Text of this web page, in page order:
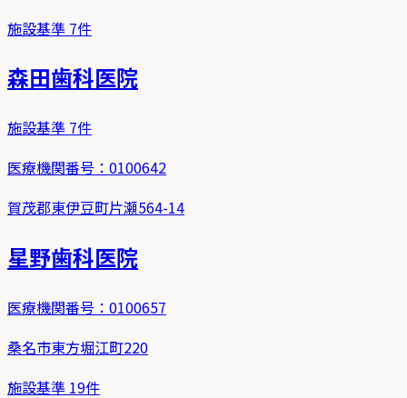
施設基準 7件
森田歯科医院
施設基準 7件
医療機関番号： 0100642
賀茂郡東伊豆町片瀬564-14
星野歯科医院
医療機関番号： 0100657
桑名市東方堀江町220
施設基準 19件